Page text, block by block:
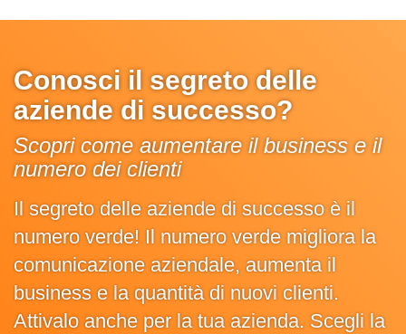
Conosci il segreto delle
aziende di successo?
Scopri come aumentare il business e il
numero dei clienti
Il segreto delle aziende di successo è il
numero verde! Il numero verde migliora la
comunicazione aziendale, aumenta il
business e la quantità di nuovi clienti.
Attivalo anche per la tua azienda. Scegli la